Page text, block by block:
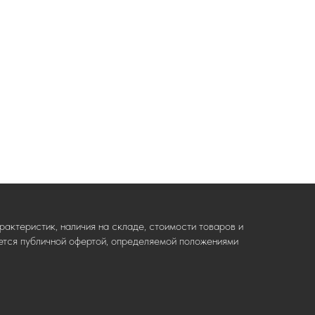
наличия на складе, стоимости товаров и
публичной офертой, определяемой положениями